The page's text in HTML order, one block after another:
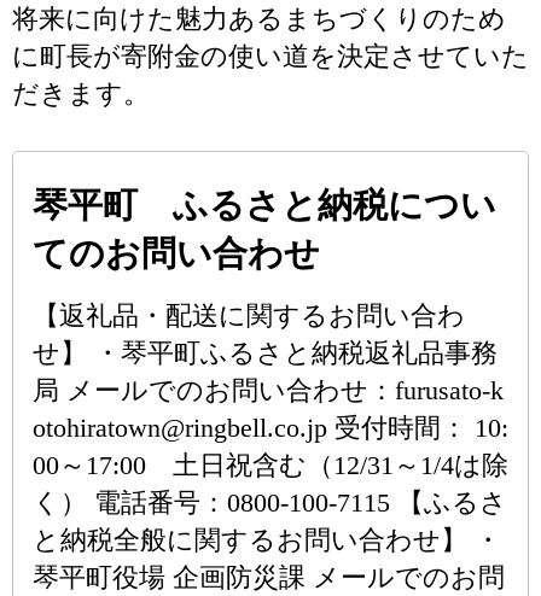
将来に向けた魅力あるまちづくりのため
に町長が寄附金の使い道を決定させていた
だきます。
琴平町 ふるさと納税につい
てのお問い合わせ
【返礼品・配送に関するお問い合わ
せ】 ・琴平町ふるさと納税返礼品事務
局 メールでのお問い合わせ：furusato-k
otohiratown@ringbell.co.jp 受付時間： 10:
00～17:00 土日祝含む（12/31～1/4は除
く） 電話番号：0800-100-7115 【ふるさ
と納税全般に関するお問い合わせ】 ・
琴平町役場 企画防災課 メールでのお問